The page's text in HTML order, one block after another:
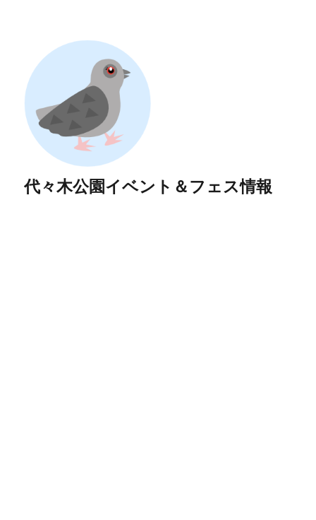
代々木公園イベント＆フェス情報